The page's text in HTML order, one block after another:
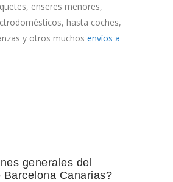
enseres menores,
hasta coches,
y otros muchos envíos a
generales del
Barcelona Canarias?